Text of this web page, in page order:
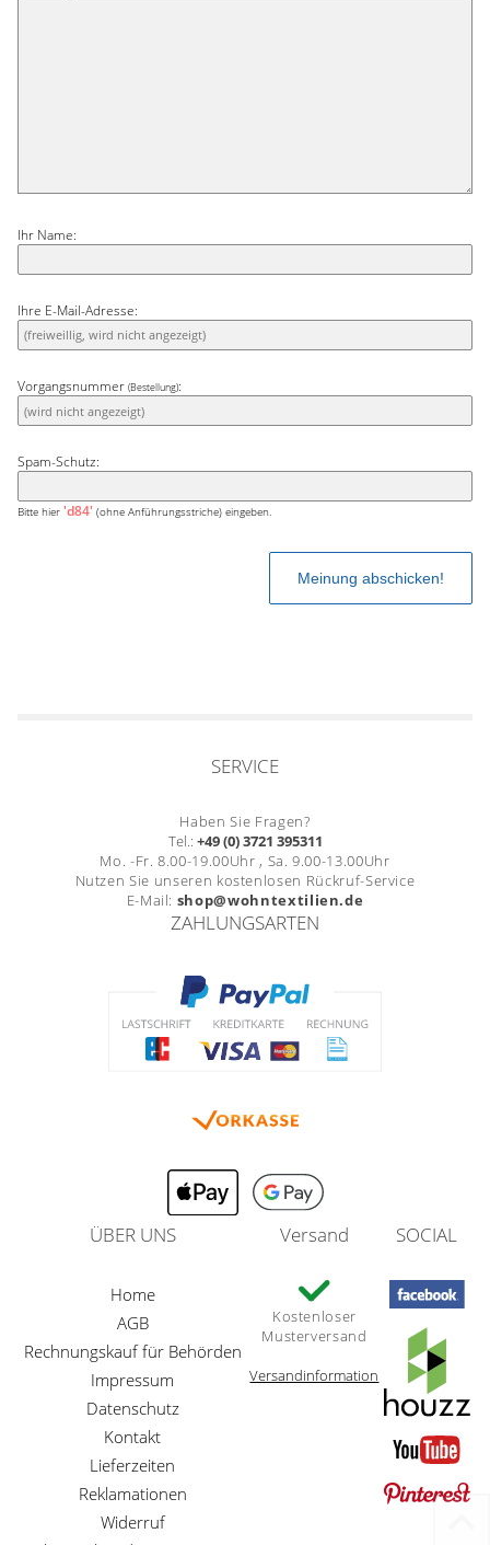
Ihr Name:
Ihre E-Mail-Adresse:
Vorgangsnummer (Bestellung):
Spam-Schutz:
Bitte hier 'd84' (ohne Anführungsstriche) eingeben.
SERVICE
Haben Sie Fragen?
Tel.: +49 (0) 3721 395311
Mo. -Fr. 8.00-19.00Uhr , Sa. 9.00-13.00Uhr
Nutzen Sie unseren kostenlosen Rückruf-Service
E-Mail: shop@wohntextilien.de
ZAHLUNGSARTEN
ÜBER UNS
Home
AGB
Rechnungskauf für Behörden
Impressum
Datenschutz
Kontakt
Lieferzeiten
Reklamationen
Widerruf
Versand
Kostenloser
Musterversand
Versandinformation
SOCIAL